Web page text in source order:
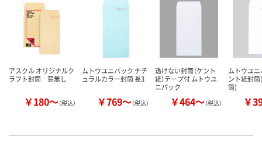
アスクル オリジナルク
ラフト封筒 窓無し
￥180～（税込）
ムトウユニパック ナチ
ュラルカラー封筒 長3
￥769～（税込）
透けない封筒（ケント
紙）テープ付 ムトウユ
ニパック
￥464～（税込）
ムトウユ
ント紙封
筒)
￥